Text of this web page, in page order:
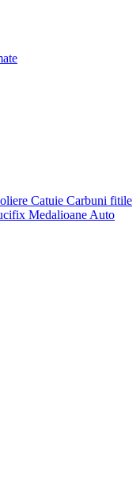
Catuie Carbuni fitile
Medalioane Auto